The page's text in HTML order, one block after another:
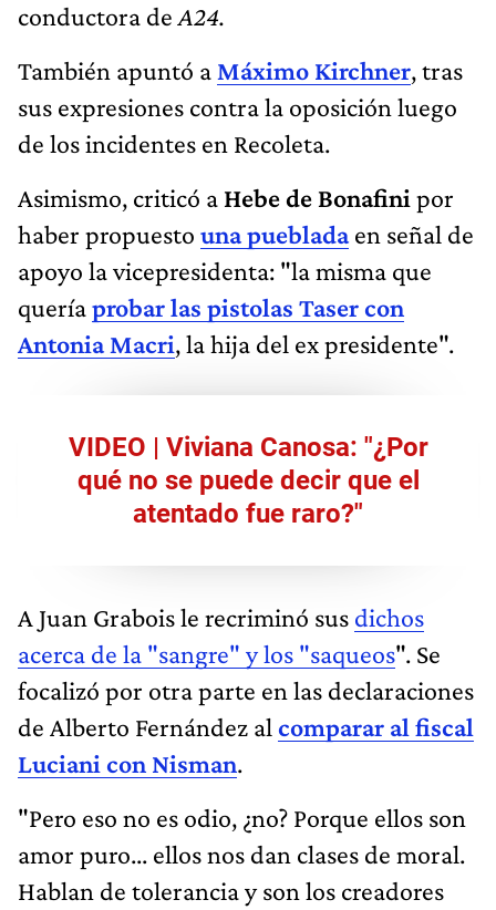
conductora de A24.
También apuntó a Máximo Kirchner, tras
sus expresiones contra la oposición luego
de los incidentes en Recoleta.
Asimismo, criticó a Hebe de Bonafini por
haber propuesto una puebladaen señal de
apoyo la vicepresidenta: "la misma que
queríaprobar las pistolas Taser con
Antonia Macri, la hija del ex presidente".
VIDEO | Viviana Canosa: "¿Por
qué no se puede decir que el
atentado fue raro?"
A Juan Grabois le recriminó sus dichos
acerca de la "sangre" y los "saqueos". Se
focalizó por otra parte en las declaraciones
de Alberto Fernández al comparar al fiscal
Luciani con Nisman.
"Pero eso no es odio, ¿no? Porque ellos son
amor puro... ellos nos dan clases de moral.
Hablan de tolerancia y son los creadores